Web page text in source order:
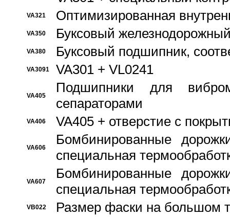
VA321 Оптимизированная
VA350 Буксовый
VA380 Буксовый подшипник,
VA3091 VA301 + VL0241
VA405
Подшипники для
сепараторами
VA406 VA405 + отверстие с
VA606
Бомбинированные
специальная
VA607
Бомбинированные
специальная
VB022 Размер фаски на большом